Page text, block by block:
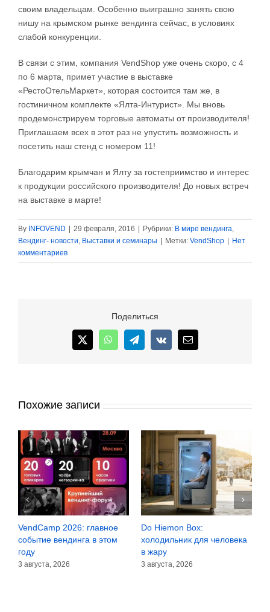
своим владельцам. Особенно выиграшно занять свою
нишу на крымском рынке вендинга сейчас, в условиях
слабой конкуренции.
В связи с этим, компания VendShop уже очень скоро, с 4
по 6 марта, примет участие в выставке
«РестоОтельМаркет», которая состоится там же, в
гостиничном комплекте «Ялта-Интурист». Мы вновь
продемонстрируем торговые автоматы от производителя!
Приглашаем всех в этот раз не упустить возможность и
посетить наш стенд с номером 11!
Благодарим крымчан и Ялту за гостеприимство и интерес
к продукции российского производителя! До новых встреч
на выставке в марте!
By INFOVEND 29 февраля, 2016 Рубрики: В мире вендинга,
Вендинг- новости, Выставки и семинары Метки: VendShop
Нет
комментариев
Поделиться
X WhatsAppTelegram
Vk Email
Похожие записи
VendCamp 2026: главное
событие вендинга в этом
году
3 августа, 2026
Do Hiemon Box:
холодильник для человека
в жару
3 августа, 2026